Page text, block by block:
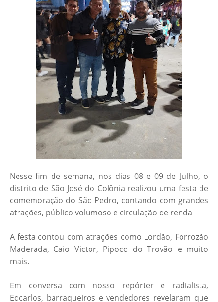
Nesse fim de semana, nos dias 08 e 09 de Julho, o
distrito de São José do Colônia realizou uma festa de
comemoração do São Pedro, contando com grandes
atrações, público volumoso e circulação de renda
A festa contou com atrações como Lordão, Forrozão
Maderada, Caio Victor, Pipoco do Trovão e muito
mais.
Em conversa com nosso repórter e radialista,
Edcarlos, barraqueiros e vendedores revelaram que